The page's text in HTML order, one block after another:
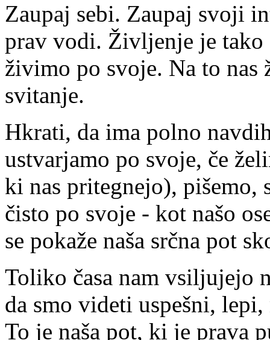
Zaupaj sebi. Zaupaj svoji
prav vodi. Življenje je tako
živimo po svoje. Na to
svitanje.
Hkrati, da ima polno
ustvarjamo po svoje, če
ki nas pritegnejo), pišemo,
čisto po svoje - kot našo
se pokaže naša srčna pot
Toliko časa nam vsiljujejo
da smo videti uspešni,
To je naša pot, ki je prava